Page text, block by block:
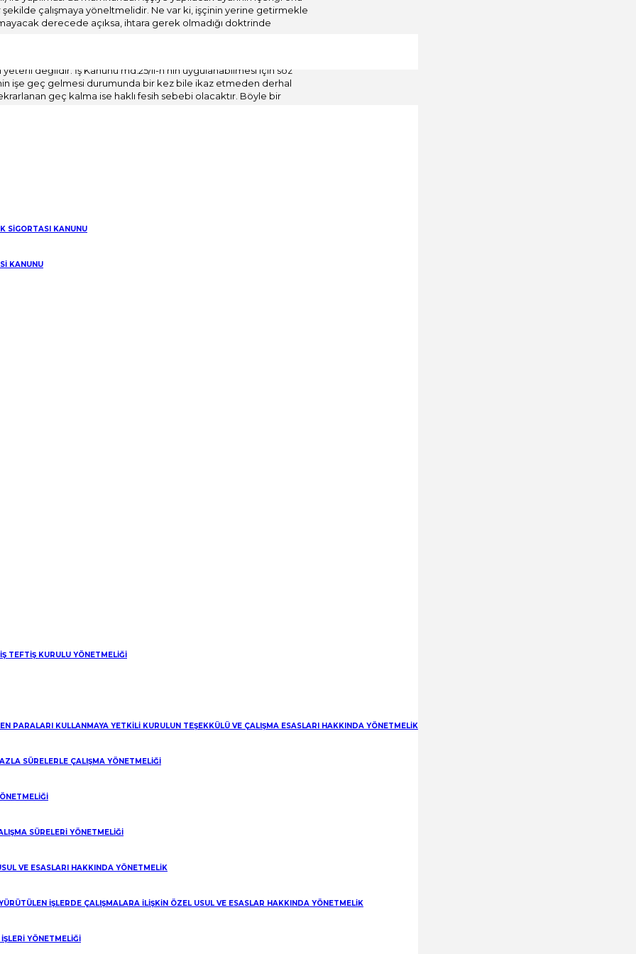
SİGORTASI KANUNU
KANUNU
TEFTİŞ KURULU YÖNETMELİĞİ
PARALARI KULLANMAYA YETKİLİ KURULUN TEŞEKKÜLÜ VE ÇALIŞMA ESASLARI HAKKINDA YÖNETMELİK
SÜRELERLE ÇALIŞMA YÖNETMELİĞİ
SÜRELERİ YÖNETMELİĞİ
VE ESASLARI HAKKINDA YÖNETMELİK
İŞLERDE ÇALIŞMALARA İLİŞKİN ÖZEL USUL VE ESASLAR HAKKINDA YÖNETMELİK
YÖNETMELİĞİ
şekilde çalışmaya yöneltmelidir. Ne var ki, işçinin yerine getirmekle
derecede açıksa, ihtara gerek olmadığı doktrinde
birkaç ihtarda bulunması gerekmektedir. Gerçekten de,
değildir. İş Kanunu md.25/II-h’nin uygulanabilmesi için söz
işe geç gelmesi durumunda bir kez bile ikaz etmeden derhal
geç kalma ise haklı fesih sebebi olacaktır. Böyle bir
açık bir şekilde ortaya çıkmaktadır. 4857 sayılı yeni İş Kanunu
halde yapmamakta ısrar etmesi” denilerek, işverenin
ikaz etmiş olması gerektiği, fakat buna rağmen işçinin
olduğu hususu ifade edilmektedir. Ancak, işe sürekli geç gelen
işe son veren işverenin feshi haklı değildir. Zira, işverenin bu tarz
hükmüne varılmasına sebep olmaktadır. Bu çerçevede tespit